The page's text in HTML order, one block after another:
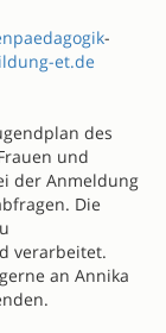
-
et.de
des
und
der Anmeldung
Die
verarbeitet.
an Annika